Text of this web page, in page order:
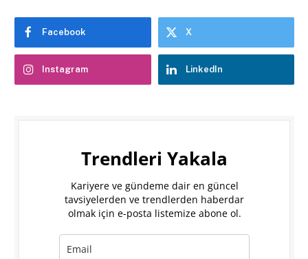
Facebook X
Instagram LinkedIn
Trendleri Yakala
Kariyere ve gündeme dair en güncel
tavsiyelerden ve trendlerden haberdar
olmak için e-posta listemize abone ol.